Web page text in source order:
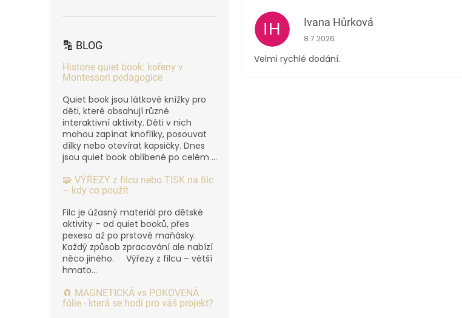
🔡 BLOG
Historie quiet book: kořeny v
Montessori pedagogice
Quiet book jsou látkové knížky pro
děti, které obsahují různé
interaktivní aktivity. Děti v nich
mohou zapínat knoflíky, posouvat
dílky nebo otevírat kapsičky. Dnes
jsou quiet book oblíbené po celém ...
🧩 VÝŘEZY z filcu nebo TISK na filc
– kdy co použít
Filc je úžasný materiál pro dětské
aktivity – od quiet booků, přes
pexeso až po prstové maňásky.
Každý způsob zpracování ale nabízí
něco jiného. Výřezy z filcu – větší
hmato...
🧲 MAGNETICKÁ vs POKOVENÁ
fólie - která se hodí pro váš projekt?
IH Ivana Hůrková
Hodnocení obchodu je 5 z 5 hvězdiček.
8.7.2026
Velmi rychlé dodání.